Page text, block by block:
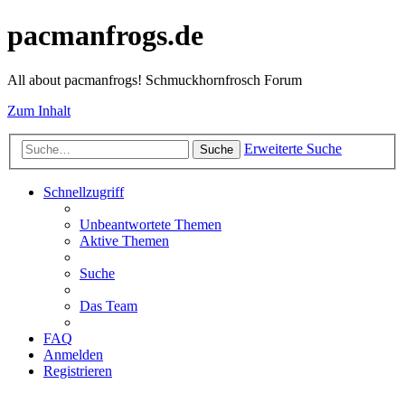
pacmanfrogs.de
All about pacmanfrogs! Schmuckhornfrosch Forum
Zum Inhalt
Suche Erweiterte Suche
Schnellzugriff
Unbeantwortete Themen
Aktive Themen
Suche
Das Team
FAQ
Anmelden
Registrieren